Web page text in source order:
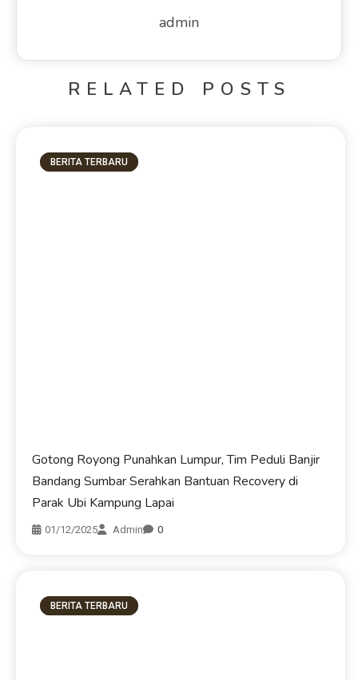
admin
RELATED POSTS
BERITA TERBARU
Gotong Royong Punahkan Lumpur, Tim Peduli Banjir
Bandang Sumbar Serahkan Bantuan Recovery di
Parak Ubi Kampung Lapai
01/12/2025 Admin 0
BERITA TERBARU